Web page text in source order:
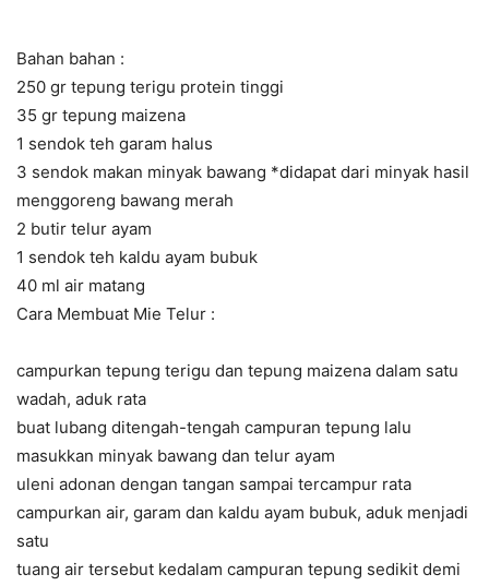
Bahan bahan :
250 gr tepung terigu protein tinggi
35 gr tepung maizena
1 sendok teh garam halus
3 sendok makan minyak bawang *didapat dari minyak hasil
menggoreng bawang merah
2 butir telur ayam
1 sendok teh kaldu ayam bubuk
40 ml air matang
Cara Membuat Mie Telur :
campurkan tepung terigu dan tepung maizena dalam satu
wadah, aduk rata
buat lubang ditengah-tengah campuran tepung lalu
masukkan minyak bawang dan telur ayam
uleni adonan dengan tangan sampai tercampur rata
campurkan air, garam dan kaldu ayam bubuk, aduk menjadi
satu
tuang air tersebut kedalam campuran tepung sedikit demi